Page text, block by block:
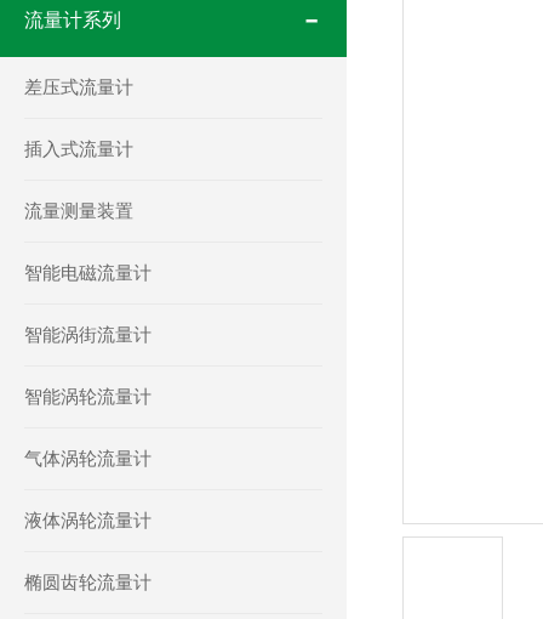
流量计系列
差压式流量计
插入式流量计
流量测量装置
智能电磁流量计
智能涡街流量计
智能涡轮流量计
气体涡轮流量计
液体涡轮流量计
椭圆齿轮流量计